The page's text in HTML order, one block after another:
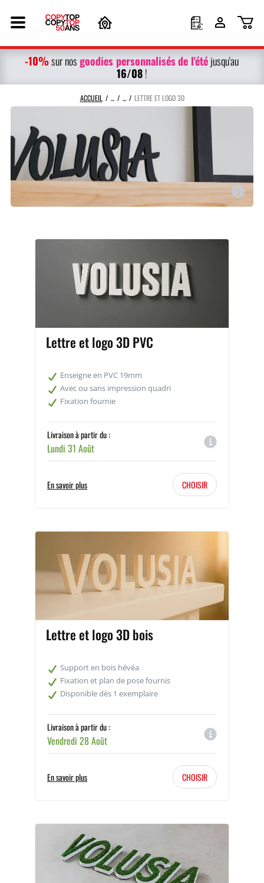
-10%sur nosgoodies personnalisésde l'étéjusqu'au
16/08!
ACCUEIL LETTRE ET LOGO 3D
Lettre et logo 3D PVC
Enseigne en PVC 19mm
Avec ou sans impression quadri
Fixation fournie
Livraison à partir du :
Lundi 31 Août
En savoir plus CHOISIR
Lettre et logo 3D bois
Support en bois hévéa
Fixation et plan de pose fournis
Disponible dès 1 exemplaire
Livraison à partir du :
Vendredi 28 Août
En savoir plus CHOISIR